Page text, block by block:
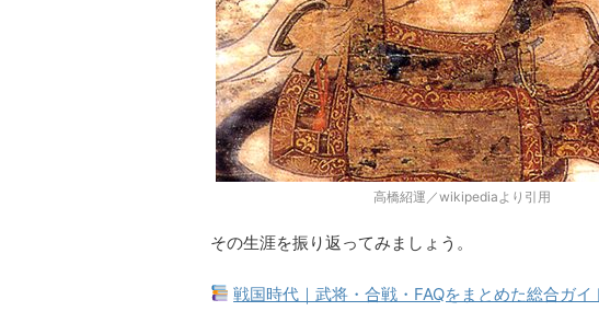
高橋紹運／wikipediaより引用
その生涯を振り返ってみましょう。
戦国時代｜武将・合戦・FAQをまとめた総合ガイ